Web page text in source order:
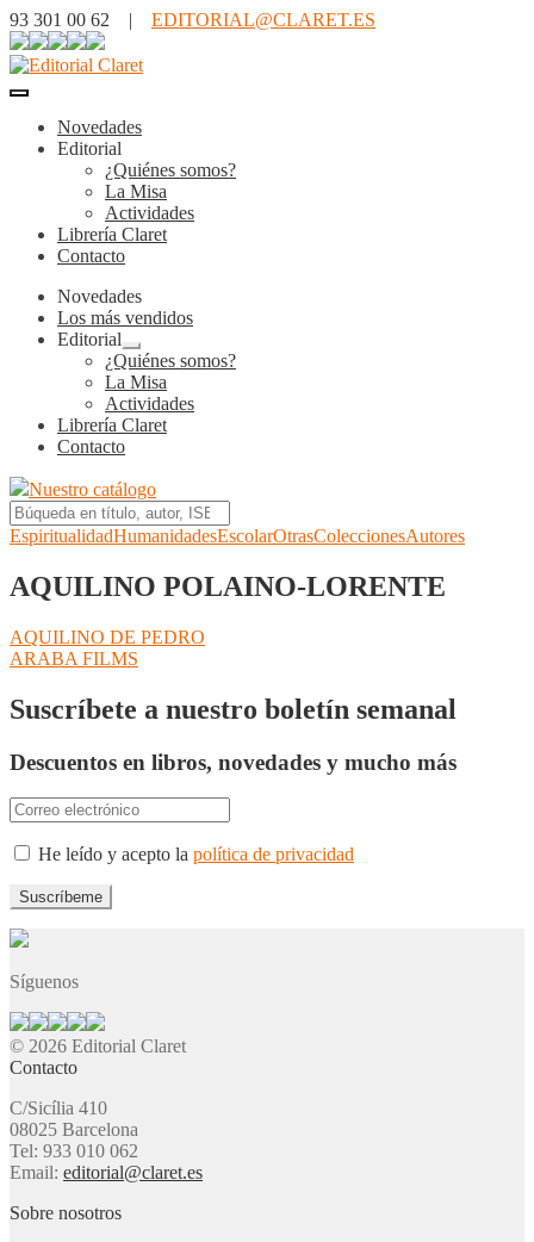
93 301 00 62 | EDITORIAL@CLARET.ES
Novedades
Editorial
¿Quiénes somos?
La Misa
Actividades
Librería Claret
Contacto
Novedades
Los más vendidos
Editorial
Expandir
el
menú
hijo
¿Quiénes somos?
La Misa
Actividades
Librería Claret
Contacto
Nuestro catálogo
EspiritualidadHumanidadesEscolarOtrasColeccionesAutores
AQUILINO POLAINO-LORENTE
Navegación
de
entradas
Anterior:
AQUILINO DE PEDRO
Siguiente:
ARABA FILMS
Suscríbete a nuestro boletín semanal
Descuentos en libros, novedades y mucho más
He leído y acepto la política de privacidad
Síguenos
© 2026 Editorial Claret
Contacto
C/Sicília 410
08025 Barcelona
Tel: 933 010 062
Email: editorial@claret.es
Sobre nosotros